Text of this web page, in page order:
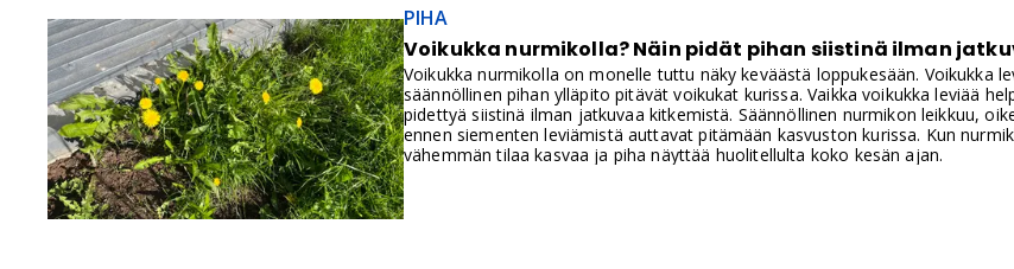
PIHA
Voikukka nurmikolla? Näin pidät pihan siistinä ilman
Voikukka nurmikolla on monelle tuttu näky keväästä loppukesään. Voikukka
säännöllinen pihan ylläpito pitävät voikukat kurissa. Vaikka voikukka leviää
pidettyä siistinä ilman jatkuvaa kitkemistä. Säännöllinen nurmikon leikkuu,
ennen siementen leviämistä auttavat pitämään kasvuston kurissa. Kun
vähemmän tilaa kasvaa ja piha näyttää huolitellulta koko kesän ajan.